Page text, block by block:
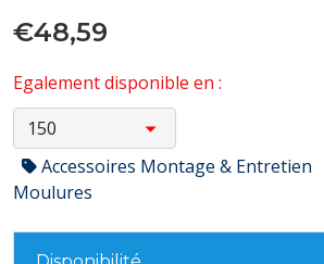
€48,59
Egalement disponible en :
Accessoires Montage & Entretien
Moulures